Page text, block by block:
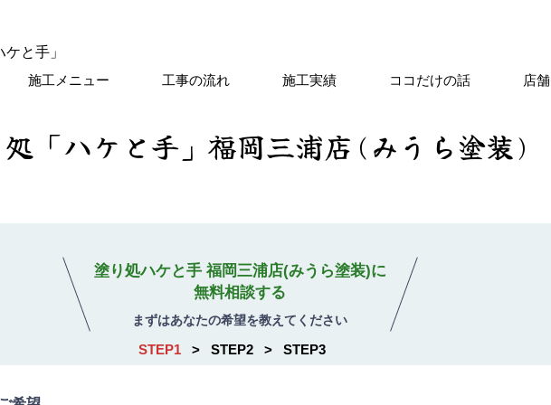
施工メニュー 工事の流れ 施工実績 ココだけの話 店舗
「ハケと手」福岡三浦店(みうら塗装)
塗り処ハケと手 福岡三浦店(みうら塗装)に
無料相談する
まずはあなたの希望を教えてください
STEP1 STEP2 STEP3